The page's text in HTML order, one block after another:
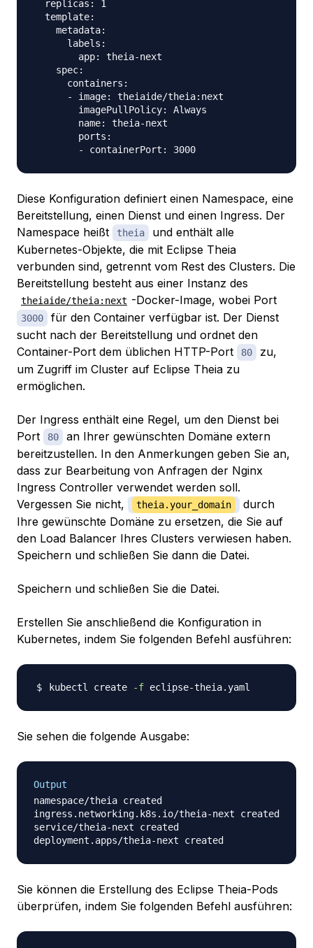
  replicas: 1
  template:
    metadata:
      labels:
        app: theia-next
    spec:
      containers:
      - image: theiaide/theia:next
        imagePullPolicy: Always
        name: theia-next
        ports:
Diese Konfiguration definiert einen Namespace, eine
Bereitstellung, einen Dienst und einen Ingress. Der
Namespace heißt
theia
und enthält alle
Kubernetes-Objekte, die mit Eclipse Theia
verbunden sind, getrennt vom Rest des Clusters. Die
Bereitstellung besteht aus einer Instanz des
theiaide/theia:next -Docker-Image, wobei Port
3000
für den Container verfügbar ist. Der Dienst
sucht nach der Bereitstellung und ordnet den
Container-Port dem üblichen HTTP-Port
80
zu,
um Zugriff im Cluster auf Eclipse Theia zu
ermöglichen.
Der Ingress enthält eine Regel, um den Dienst bei
Port
80
an Ihrer gewünschten Domäne extern
bereitzustellen. In den Anmerkungen geben Sie an,
dass zur Bearbeitung von Anfragen der Nginx
Ingress Controller verwendet werden soll.
Vergessen Sie nicht,
theia.your_domain
durch
Ihre gewünschte Domäne zu ersetzen, die Sie auf
den Load Balancer Ihres Clusters verwiesen haben.
Speichern und schließen Sie dann die Datei.
Speichern und schließen Sie die Datei.
Erstellen Sie anschließend die Konfiguration in
Kubernetes, indem Sie folgenden Befehl ausführen:
kubectl create -f
Sie sehen die folgende Ausgabe:
Output
namespace/theia created
ingress.networking.k8s.io/theia-next created
service/theia-next created
Sie können die Erstellung des Eclipse Theia-Pods
überprüfen, indem Sie folgenden Befehl ausführen: